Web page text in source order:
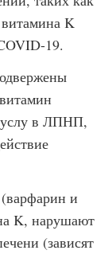
K
19.
в ЛПНП,
и
K, нарушают
(зависят